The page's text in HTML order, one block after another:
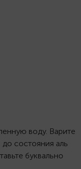
воду. Варите
состояния аль
буквально